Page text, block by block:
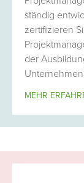
ständig
zertifizieren
der
MEHR